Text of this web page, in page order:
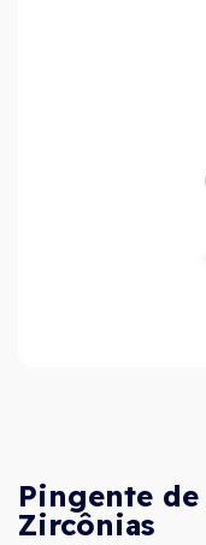
Pingente
Zircônias